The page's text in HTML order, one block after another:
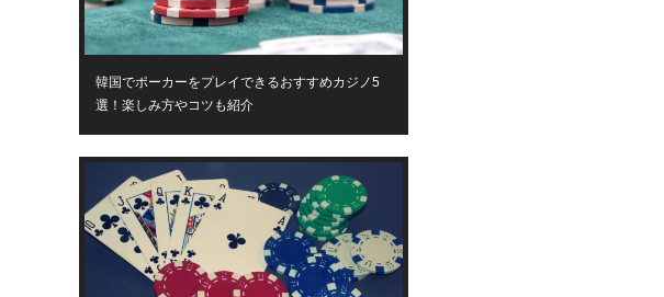
韓国でポーカーをプレイできるおすすめカジノ5
選！楽しみ方やコツも紹介